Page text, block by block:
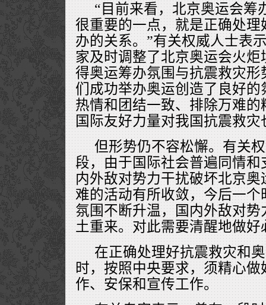
“目前来看，北京奥运会筹
很重要的一点，就是正确处
办的关系。”有关权威人士表
家及时调整了北京奥运会火
得奥运筹办氛围与抗震救灾
们成功举办奥运创造了良好
热情和团结一致、排除万难
国际友好力量对我国抗震救
但形势仍不容松懈。有关
段，由于国际社会普遍同情
内外敌对势力干扰破坏北京
难的活动有所收敛，今后一
氛围不断升温，国内外敌对
土重来。对此需要清醒地做好
在正确处理好抗震救灾和
时，按照中央要求，须精心
作、安保和宣传工作。